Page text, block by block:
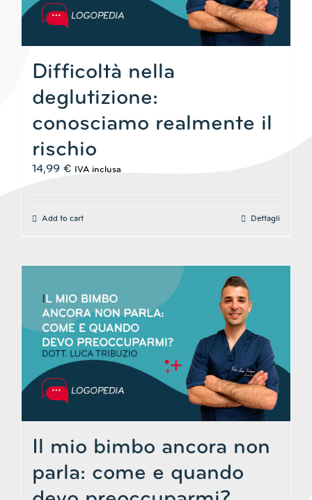
Difficoltà nella
deglutizione:
conosciamo realmente il
rischio
14,99 € IVA inclusa
Add to cart Dettagli
Il mio bimbo ancora non
parla: come e quando